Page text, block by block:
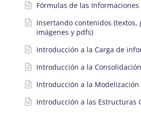
Fórmulas de las Informaciones
Insertando contenidos (textos,
imágenes y pdfs)
Introducción a la Carga de
Introducción a la Consolidación
Introducción a la Modelización
Introducción a las Estructuras